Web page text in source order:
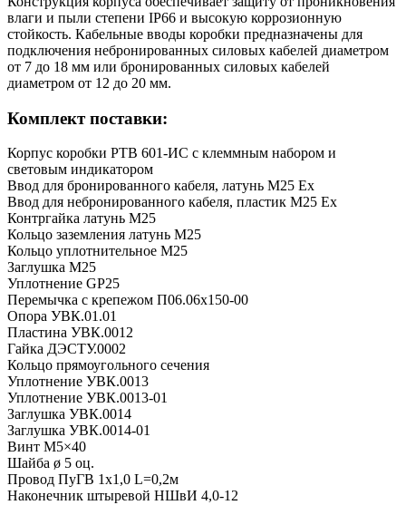
влаги и пыли степени IP66 и высокую коррозионную
стойкость. Кабельные вводы коробки предназначены для
подключения небронированных силовых кабелей диаметром
от 7 до 18 мм или бронированных силовых кабелей
диаметром от 12 до 20 мм.
Комплект поставки:
Корпус коробки РТВ 601-ИС с клеммным набором и
световым индикатором
Ввод для бронированного кабеля, латунь М25 Ех
Ввод для небронированного кабеля, пластик М25 Ех
Контргайка латунь М25
Кольцо заземления латунь М25
Кольцо уплотнительное М25
Заглушка М25
Уплотнение GP25
Перемычка с крепежом П06.06х150-00
Опора УВК.01.01
Пластина УВК.0012
Гайка ДЭСТУ.0002
Кольцо прямоугольного сечения
Уплотнение УВК.0013
Уплотнение УВК.0013-01
Заглушка УВК.0014
Заглушка УВК.0014-01
Винт М5×40
Шайба ø 5 оц.
Провод ПуГВ 1х1,0 L=0,2м
Наконечник штыревой НШвИ 4,0-12